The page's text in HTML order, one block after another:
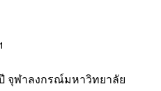
จุฬาลงกรณ์มหาวิทยาลัย